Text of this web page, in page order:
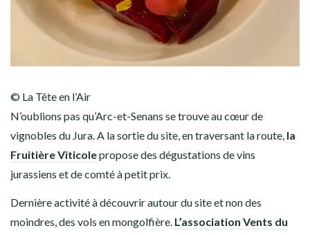
© La Tête en l’Air
N’oublions pas qu’Arc-et-Senans se trouve au cœur de
vignobles du Jura. A la sortie du site, en traversant la route, la
Fruitière Viticolepropose des dégustations de vins
jurassiens et de comté à petit prix.
Dernière activité à découvrir autour du site et non des
moindres, des vols en mongolfière. L’association Vents du